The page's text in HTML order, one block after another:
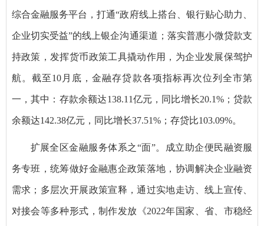
综合金融服务平台，打通“政府线上搭台、银行贴心助力、
企业切实受益”的线上银企沟通渠道；落实普惠小微贷款支
持政策，发挥货币政策工具撬动作用，为企业发展保驾护
航。截至10月底，金融存贷款各项指标再次位列全市第
一，其中：存款余额达138.11亿元，同比增长20.1%；贷款
余额达142.38亿元，同比增长37.51%；存贷比103.09%。
扩展全区金融服务体系之“面”。成立助企便民融资服
务专班，统筹做好金融惠企政策落地，协调解决企业融资
需求；多层次开展政策宣释，通过实地走访、线上宣传、
对接会等多种形式，制作发放《2022年国家、省、市稳经